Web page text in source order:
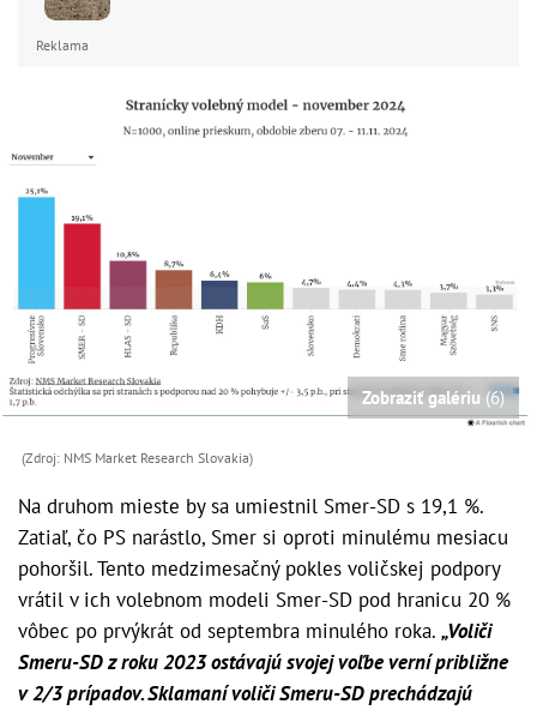
Reklama
Zobraziť galériu (6)
(Zdroj: NMS Market Research Slovakia)
Na druhom mieste by sa umiestnil Smer-SD s 19,1 %.
Zatiaľ, čo PS narástlo, Smer si oproti minulému mesiacu
pohoršil. Tento medzimesačný pokles voličskej podpory
vrátil v ich volebnom modeli Smer-SD pod hranicu 20 %
vôbec po prvýkrát od septembra minulého roka. „Voliči
Smeru-SD z roku 2023 ostávajú svojej voľbe verní približne
v 2/3 prípadov. Sklamaní voliči Smeru-SD prechádzajú